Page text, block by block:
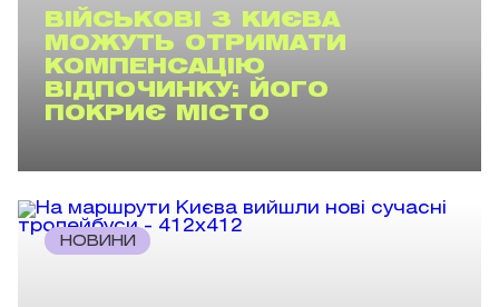
ВІЙСЬКОВІ З КИЄВА
МОЖУТЬ ОТРИМАТИ
КОМПЕНСАЦІЮ
ВІДПОЧИНКУ: ЙОГО
ПОКРИЄ МІСТО
НОВИНИ